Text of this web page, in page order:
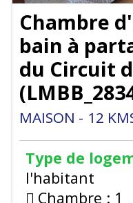
Chambre
bain à
du Circuit
(
MAISON 12
Type de
l'habitant
Chambre : 1